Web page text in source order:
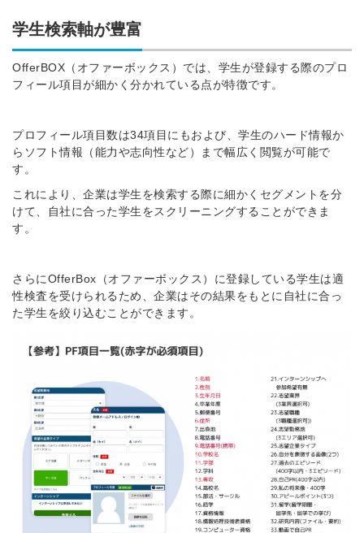
学生検索軸が豊富
OfferBOX（オファーボックス）では、学生が登録する際のプロ
フィール項目が細かく分かれている点が特徴です。
プロフィール項目数は34項目にもおよび、学生のハード情報か
らソフト情報（能力や志向性など）まで幅広く閲覧が可能で
す。
これにより、企業は学生を検索する際に細かくセグメントを分
けて、自社に合った学生をスクリーニングすることができま
す。
さらにOfferBox（オファーボックス）に登録している学生は適
性検査を受けられるため、企業はその結果をもとに自社に合っ
た学生を絞り込むことができます。